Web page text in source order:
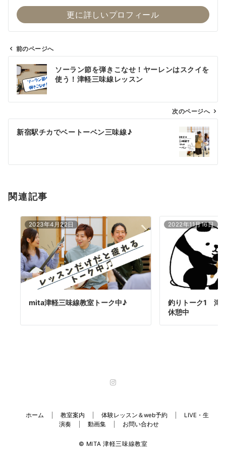
更に詳しいプロフィール
ン
前のページへ
ソーラン節を弾きこなせ！ヤーレンはスクイを
使う！津軽三味線レッスン
次のページへ
新宿駅チカでベートーベン三味線♪
関連記事
2023年4月22日
mita津軽三味線教室トーク中♪
2022年11月16日
釣りトーク1 津
休憩中
ホーム 教室案内 体験レッスン＆web予約
LIVE・生
演奏
動画集 お問い合わせ
© MITA 津軽三味線教室